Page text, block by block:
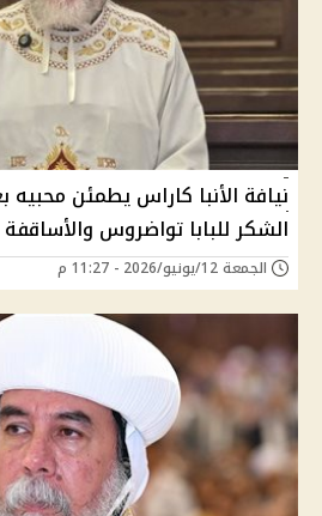
نيافة الأنبا كاراس يطمئن
الشكر للبابا تواضروس والأساقفة
الجمعة 12/يونيو/2026 - 11:27 م